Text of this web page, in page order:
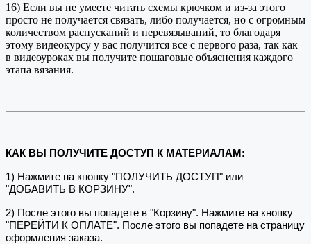
16) Если вы не умеете читать схемы крючком и из-за этого
просто не получается связать, либо получается, но с огромным
количеством распусканий и перевязываний, то благодаря
этому видеокурсу у вас получится все с первого раза, так как
в видеоуроках вы получите пошаговые объяснения каждого
этапа вязания.
КАК ВЫ ПОЛУЧИТЕ ДОСТУП К МАТЕРИАЛАМ:
1) Нажмите на кнопку "ПОЛУЧИТЬ ДОСТУП" или
"ДОБАВИТЬ В КОРЗИНУ".
2) После этого вы попадете в "Корзину". Нажмите на кнопку
"ПЕРЕЙТИ К ОПЛАТЕ". После этого вы попадете на страницу
оформления заказа.